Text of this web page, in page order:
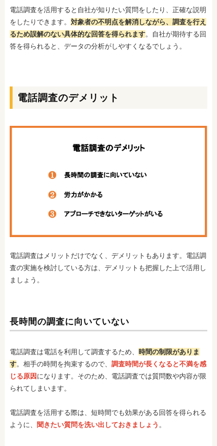
電話調査を活用すると自社が知りたい質問をしたり、正確な説明
をしたりできます。 対象者の不明点を解消しながら、調査を行え
るため誤解のない具体的な回答を得られます。自社が期待する回
答を得られると、データの分析がしやすくなるでしょう。
電話調査のデメリット
電話調査はメリットだけでなく、デメリットもあります。電話調
査の実施を検討している方は、デメリットも把握した上で活用し
ましょう。
長時間の調査に向いていない
電話調査は電話を利用して調査するため、 時間の制限がありま
す。相手の時間を拘束するので、 調査時間が長くなると不満を感
じる原因になります。そのため、電話調査では質問数や内容が限
られてしまいます。
電話調査を活用する際は、短時間でも効果がある回答を得られる
ように、
聞きたい質問を洗い出しておきましょう 。